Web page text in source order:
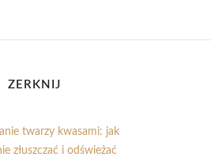
ZERKNIJ
twarzy kwasami: jak
złuszczać i odświeżać